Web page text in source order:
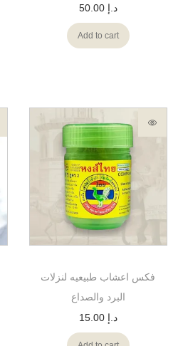
د.إ 50.00
Add to cart
فكس اعشاب طبيعيه لنزلات
البرد والصداع
د.إ 15.00